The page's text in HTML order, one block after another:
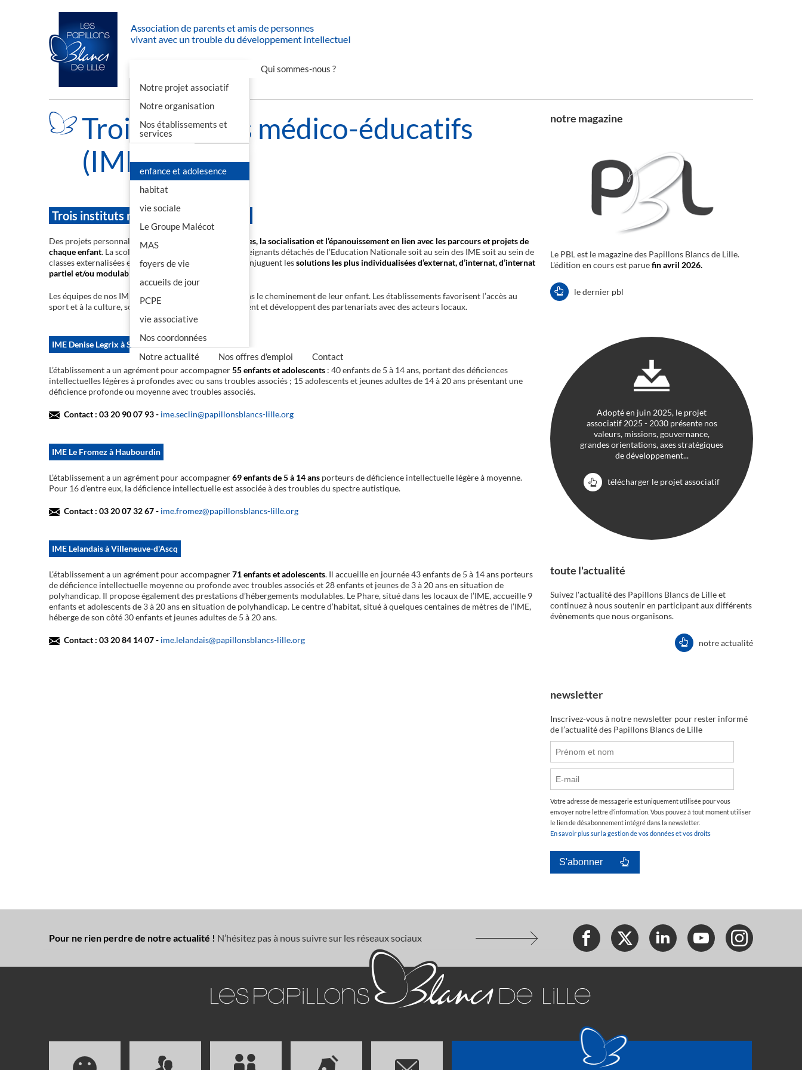
Qui sommes-nous ?
Notre projet associatif
Notre organisation
Nos établissements et
services
enfance et adolesence
habitat
vie sociale
Le Groupe Malécot
MAS
foyers de vie
accueils de jour
PCPE
vie associative
Nos coordonnées
Notre actualité
Nos offres d'emploi Contact
Trois instituts médico-éducatifs
(IME)
Trois instituts médico-éducatifs (IME)
Des projets personnalisés permettent
les apprentissages, la socialisation et l’épanouissement en lien avec les parcours et projets de
chaque enfant. La scolarisation est assurée par des enseignants détachés de l’Education Nationale soit au sein des IME soit au sein de
classes externalisées en écoles ou collèges. Nos IME conjuguent lessolutions les plus individualisées d’externat, d’internat, d’internat
partiel et/ou modulable.
Les équipes de nos IME soutiennent chaque famille dans le cheminement de leur enfant. Les établissements favorisent l’accès au
sport et à la culture, sont ouverts sur leur environnement et développent des partenariats avec des acteurs locaux.
IME Denise Legrix à Seclin
L’établissement a un agrément pour accompagner55 enfants et adolescents : 40 enfants de 5 à 14 ans, portant des déficiences
intellectuelles légères à profondes avec ou sans troubles associés ; 15 adolescents et jeunes adultes de 14 à 20 ans présentant une
déficience profonde ou moyenne avec troubles associés.
Contact : 03 20 90 07 93 - ime.seclin@papillonsblancs-lille.org
IME Le Fromez à Haubourdin
L’établissement a un agrément pour accompagner69 enfants de 5 à 14 ans porteurs de déficience intellectuelle légère à moyenne.
Pour 16 d’entre eux, la déficience intellectuelle est associée à des troubles du spectre autistique.
Contact : 03 20 07 32 67 - ime.fromez@papillonsblancs-lille.org
IME Lelandais à Villeneuve-d'Ascq
L’établissement a un agrément pour accompagner71 enfants et adolescents. Il accueille en journée 43 enfants de 5 à 14 ans porteurs
de déficience intellectuelle moyenne ou profonde avec troubles associés et 28 enfants et jeunes de 3 à 20 ans en situation de
polyhandicap. Il propose également des prestations d’hébergements modulables. Le Phare, situé dans les locaux de l’IME, accueille 9
enfants et adolescents de 3 à 20 ans en situation de polyhandicap. Le centre d’habitat, situé à quelques centaines de mètres de l’IME,
héberge de son côté 30 enfants et jeunes adultes de 5 à 20 ans.
Contact : 03 20 84 14 07 - ime.lelandais@papillonsblancs-lille.org
notre magazine
Le PBL est le magazine des Papillons Blancs de Lille.
L'édition en cours est paruefin avril 2026.
le dernier pbl
Adopté en juin 2025, le projet
associatif 2025 - 2030 présente nos
valeurs, missions, gouvernance,
grandes orientations, axes stratégiques
de développement...
télécharger le projet associatif
toute l'actualité
Suivez l'actualité des Papillons Blancs de Lille et
continuez à nous soutenir en participant aux différents
évènements que nous organisons.
notre actualité
newsletter
Inscrivez-vous à notre newsletter pour rester informé
de l’actualité des Papillons Blancs de Lille
Votre adresse de messagerie est uniquement utilisée pour vous
envoyer notre lettre d’information. Vous pouvez à tout moment utiliser
le lien de désabonnement intégré dans la newsletter.
En savoir plus sur la gestion de vos données et vos droits
Pour ne rien perdre de notre actualité ! N’hésitez pas à nous suivre sur les réseaux sociaux